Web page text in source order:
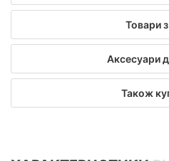
Товари з
Аксесуари
Також